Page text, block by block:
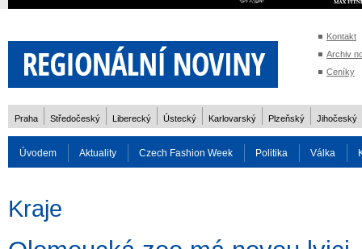
Kontakt
Archiv
Ceníky
Praha Středočeský Liberecký Ústecký Karlovarský Plzeňský Jihočeský
Úvodem Aktuality Czech Fashion Week Politika Válka
Kraje